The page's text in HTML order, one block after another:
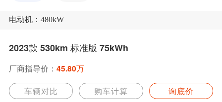
电动机：480kW
2023款 530km 标准版 75kWh
厂商指导价： 45.80万
车辆对比 购车计算 询底价